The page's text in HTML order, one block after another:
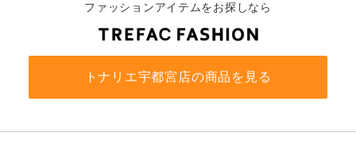
ファッションアイテムをお探しなら
トナリエ宇都宮店の商品を見る